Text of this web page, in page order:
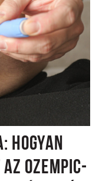
HOGYAN
OZEMPIC-